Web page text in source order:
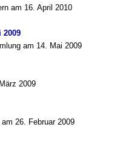
am 16. April 2010
2009
am 14. Mai 2009
2009
26. Februar 2009